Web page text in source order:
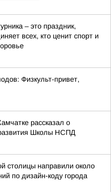
– это праздник,
всех, кто ценит спорт и
Физкульт-привет,
рассказал о
Школы НСПД
столицы направили около
по дизайн-коду города